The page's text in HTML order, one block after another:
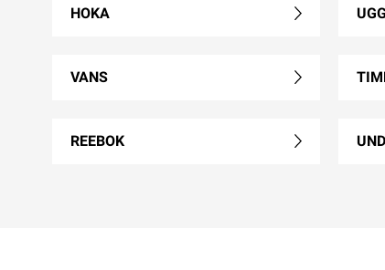
HOKA UGG
VANS
REEBOK